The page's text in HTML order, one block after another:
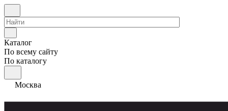
Каталог
По всему сайту
По каталогу
Москва